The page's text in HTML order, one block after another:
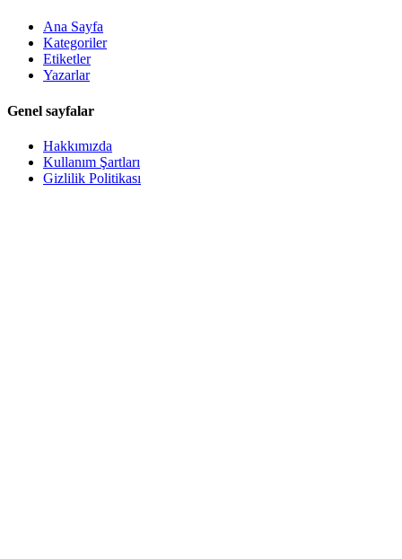
Ana Sayfa
Kategoriler
Etiketler
Yazarlar
Genel sayfalar
Hakkımızda
Kullanım Şartları
Gizlilik Politikası